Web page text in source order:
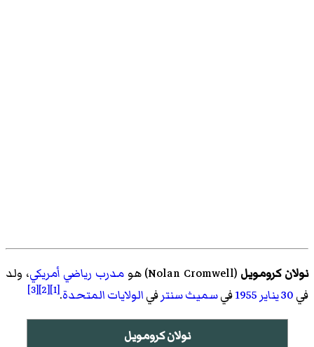
نولان كرومويل (
Nolan Cromwell)‏ هومدرب رياضي أمريكي، ولد
في30 يناير 1955فيسميث سنترفيالولايات المتحدة.
[1]
[2]
[3]
نولان كرومويل